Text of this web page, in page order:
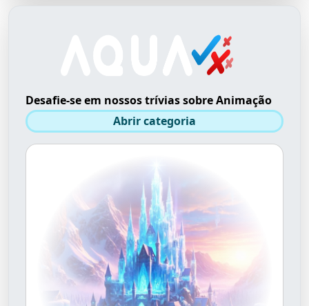
Desafie-se em nossos trívias sobre Animação
Abrir categoria